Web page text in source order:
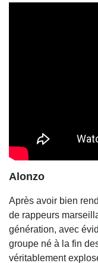
Alonzo
Après avoir bien
de rappeurs
génération, avec
groupe né à la fin
véritablement